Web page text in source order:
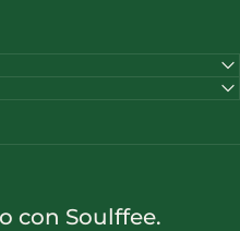
con Soulffee.